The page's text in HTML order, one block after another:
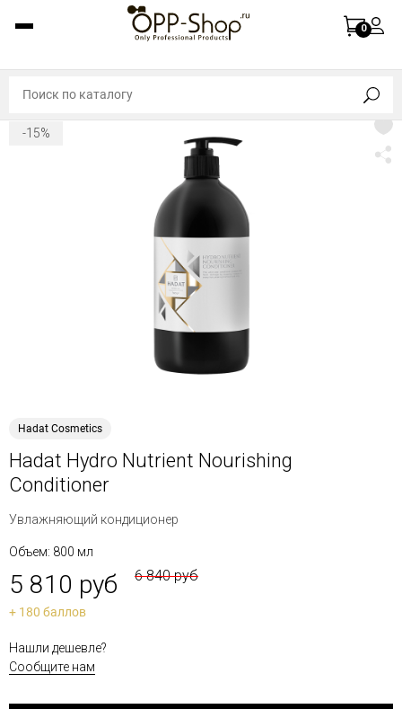
0
-15%
Hadat Cosmetics
Hadat Hydro Nutrient Nourishing
Conditioner
Увлажняющий кондиционер
Объем: 800 мл
5 810 руб 6 840 руб
+ 180 баллов
Нашли дешевле?
Сообщите нам